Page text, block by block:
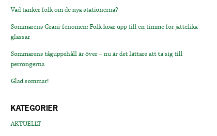
Vad tänker folk om de nya stationerna?
Sommarens Grani-fenomen: Folk köar upp till en timme för jättelika
glassar
Sommarens tåguppehåll är över – nu är det lättare att ta sig till
perrongerna
Glad sommar!
KATEGORIER
AKTUELLT